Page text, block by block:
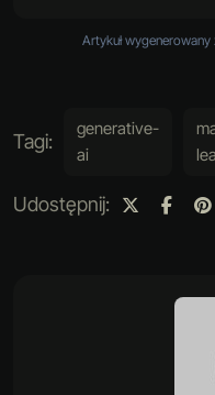
Artykuł
Tagi:
generative-
ai
Udostępnij: